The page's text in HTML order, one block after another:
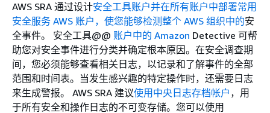
AWS SRA 通过设计安全工具账户并在所有账户中部署常用
安全服务 AWS 账户，使您能够检测整个 AWS 组织中的安
全事件。 安全工具@@ 账户中的 Amazon Detective 可帮
助您对安全事件进行分类并确定根本原因。在安全调查期
间，您必须能够查看相关日志，以记录和了解事件的全部
范围和时间表。当发生感兴趣的特定操作时，还需要日志
来生成警报。 AWS SRA 建议使用中央日志存档帐户 ，用
于所有安全和操作日志的不可变存储。您可以使用